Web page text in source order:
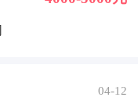
04-12